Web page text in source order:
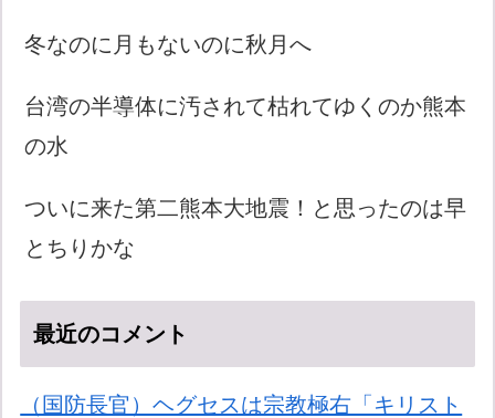
冬なのに月もないのに秋月へ
台湾の半導体に汚されて枯れてゆくのか熊本
の水
ついに来た第二熊本大地震！と思ったのは早
とちりかな
最近のコメント
（国防長官）ヘグセスは宗教極右「キリスト